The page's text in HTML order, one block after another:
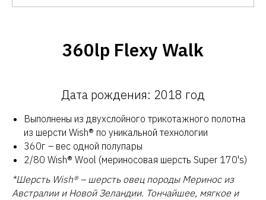
360lp Flexy Walk
Дата рождения: 2018 год
Выполнены из двухслойного трикотажного полотна
из шерсти Wish® по уникальной технологии
360г – вес одной полупары
2/80 Wish® Wool (мериносовая шерсть Super 170's)
*Шерсть Wish® – шерсть овец породы Меринос из
Австралии и Новой Зеландии. Тончайшее, мягкое и